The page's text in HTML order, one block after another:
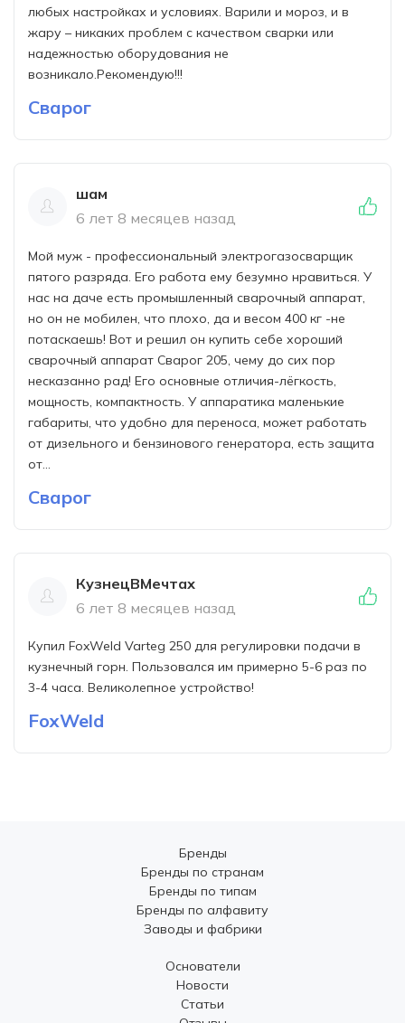
любых настройках и условиях. Варили и мороз, и в
жару – никаких проблем с качеством сварки или
надежностью оборудования не
возникало.Рекомендую!!!
Сварог
шам
6 лет 8 месяцев назад
Мой муж - профессиональный электрогазосварщик
пятого разряда. Его работа ему безумно нравиться. У
нас на даче есть промышленный сварочный аппарат,
но он не мобилен, что плохо, да и весом 400 кг -не
потаскаешь! Вот и решил он купить себе хороший
сварочный аппарат Сварог 205, чему до сих пор
несказанно рад! Его основные отличия-лёгкость,
мощность, компактность. У аппаратика маленькие
габариты, что удобно для переноса, может работать
от дизельного и бензинового генератора, есть защита
от...
Сварог
КузнецВМечтах
6 лет 8 месяцев назад
Купил FoxWeld Varteg 250 для регулировки подачи в
кузнечный горн. Пользовался им примерно 5-6 раз по
3-4 часа. Великолепное устройство!
FoxWeld
Бренды
Бренды по странам
Бренды по типам
Бренды по алфавиту
Заводы и фабрики
Основатели
Новости
Статьи